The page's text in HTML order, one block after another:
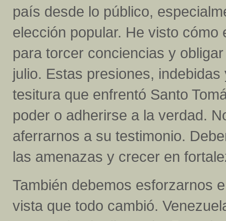
país desde lo público,
elección popular. He visto
para torcer conciencias y
julio. Estas presiones,
tesitura que enfrentó Santo
poder o adherirse a la verdad.
aferrarnos a su testimonio.
las amenazas y crecer en
También debemos esforzarnos
vista que todo cambió.